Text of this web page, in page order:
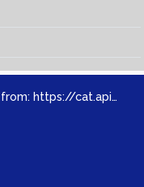
https://cat.apis.beeldengeluid.nl/sparql